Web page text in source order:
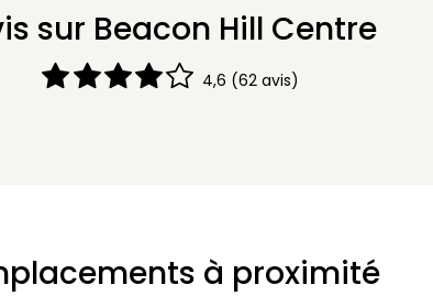
sur Beacon Hill Centre
4,6 (62 avis)
à proximité